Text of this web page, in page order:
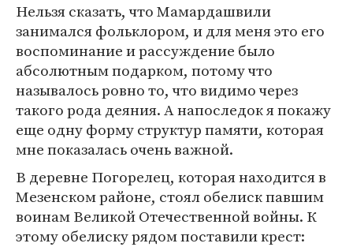
Нельзя сказать, что Мамардашвили
занимался фольклором, и для меня это его
воспоминание и рассуждение было
абсолютным подарком, потому что
называлось ровно то, что видимо через
такого рода деяния. А напоследок я покажу
еще одну форму структур памяти, которая
мне показалась очень важной.
В деревне Погорелец, которая находится в
Мезенском районе, стоял обелиск павшим
воинам Великой Отечественной войны. К
этому обелиску рядом поставили крест: